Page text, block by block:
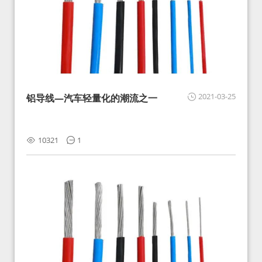
2021-03-25
铝导线—汽车轻量化的潮流之一
10321 1